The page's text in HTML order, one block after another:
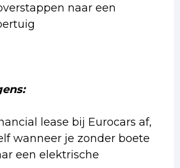
naar een
lease bij Eurocars af,
wanneer je zonder boete
een elektrische